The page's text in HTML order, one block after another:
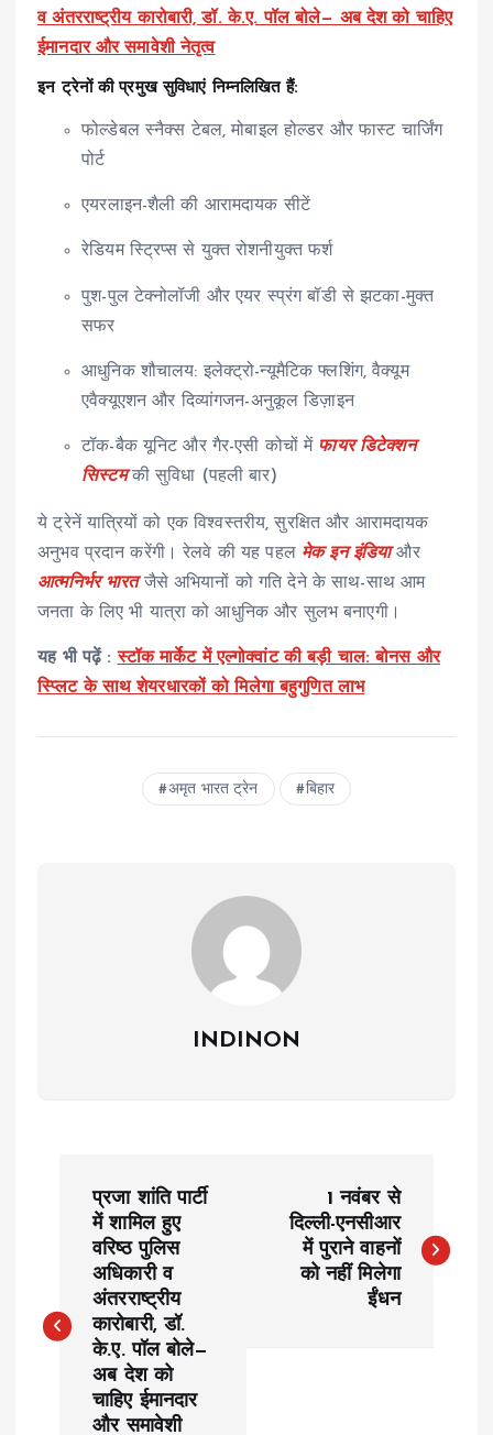
व अंतरराष्ट्रीय कारोबारी, डॉ. के.ए. पॉल बोले— अब देश को चाहिए
ईमानदार और समावेशी नेतृत्व
इन ट्रेनों की प्रमुख सुविधाएं निम्नलिखित हैं:
फोल्डेबल स्नैक्स टेबल, मोबाइल होल्डर और फास्ट चार्जिंग
पोर्ट
एयरलाइन-शैली की आरामदायक सीटें
रेडियम स्ट्रिप्स से युक्त रोशनीयुक्त फर्श
पुश-पुल टेक्नोलॉजी और एयर स्प्रंग बॉडी से झटका-मुक्त
सफर
आधुनिक शौचालय: इलेक्ट्रो-न्यूमैटिक फ्लशिंग, वैक्यूम
एवैक्यूएशन और दिव्यांगजन-अनुकूल डिज़ाइन
टॉक-बैक यूनिट और गैर-एसी कोचों में फायर डिटेक्शन
सिस्टमकी सुविधा (पहली बार)
ये ट्रेनें यात्रियों को एक विश्वस्तरीय, सुरक्षित और आरामदायक
अनुभव प्रदान करेंगी। रेलवे की यह पहल मेक इन इंडियाऔर
आत्मनिर्भर भारतजैसे अभियानों को गति देने के साथ-साथ आम
जनता के लिए भी यात्रा को आधुनिक और सुलभ बनाएगी।
यह भी पढ़ें :स्टॉक मार्केट में एल्गोक्वांट की बड़ी चाल: बोनस और
स्प्लिट के साथ शेयरधारकों को मिलेगा बहुगुणित लाभ
अमृत भारत ट्रेन बिहार
INDINON
t
प्रजा शांति पार्टी
में शामिल हुए
वरिष्ठ पुलिस
अधिकारी व
अंतरराष्ट्रीय
कारोबारी, डॉ.
के.ए. पॉल बोले—
अब देश को
चाहिए ईमानदार
और समावेशी
1 नवंबर से
दिल्ली-एनसीआर
में पुराने वाहनों
को नहीं मिलेगा
ईंधन